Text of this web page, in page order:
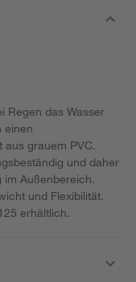
Regen das Wasser
einen
grauem PVC.
und daher
Außenbereich.
und Flexibilität.
erhältlich.